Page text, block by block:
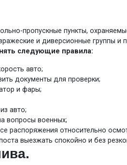
пропускные пункты,
и диверсионные группы
следующие правила:
авто;
документы для проверки;
и фары;
авто;
вопросы военных;
распоряжения относительно
выезжать спокойно и без